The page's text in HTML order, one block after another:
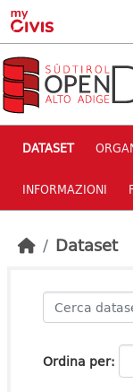
Skip to main content
DATASET
INFORMAZIONI
Dataset
Ordina per